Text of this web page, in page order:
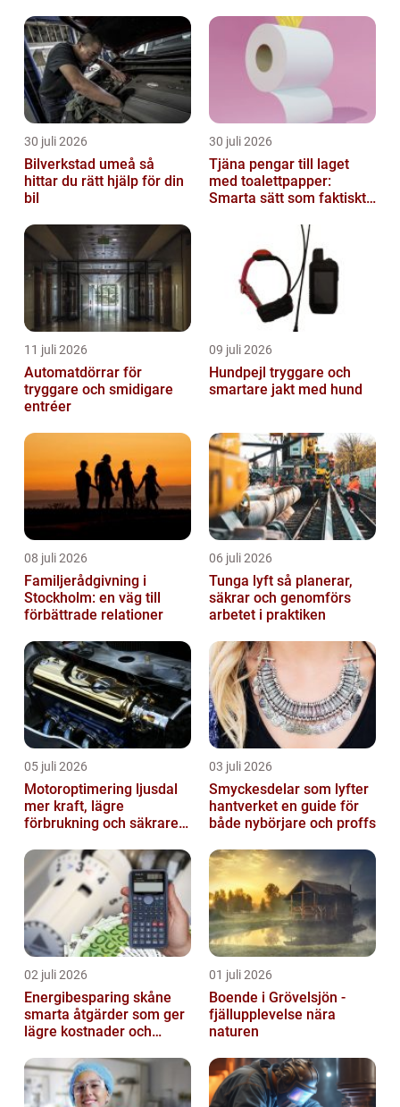
30 juli 2026
Bilverkstad umeå så
hittar du rätt hjälp för din
bil
30 juli 2026
Tjäna pengar till laget
med toalettpapper:
Smarta sätt som faktiskt
11 juli 2026
Automatdörrar för
tryggare och smidigare
entréer
09 juli 2026
Hundpejl tryggare och
smartare jakt med hund
08 juli 2026
Familjerådgivning i
Stockholm: en väg till
förbättrade relationer
06 juli 2026
Tunga lyft så planerar,
säkrar och genomförs
arbetet i praktiken
05 juli 2026
Motoroptimering ljusdal
mer kraft, lägre
förbrukning och säkrare
03 juli 2026
Smyckesdelar som lyfter
hantverket en guide för
både nybörjare och proffs
02 juli 2026
Energibesparing skåne
smarta åtgärder som ger
lägre kostnader och
01 juli 2026
Boende i Grövelsjön -
fjällupplevelse nära
naturen